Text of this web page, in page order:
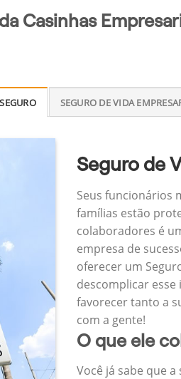
Casinhas
SEGURO DE VIDA
Seguro de
Seus funcionários
famílias estão
colaboradores é
empresa de
oferecer um
descomplicar
favorecer tanto a
com a gente!
O que ele
Você já sabe que